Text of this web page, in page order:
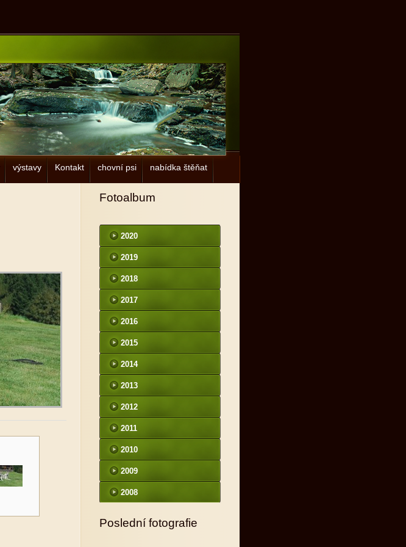
výstavy Kontakt chovní psi nabídka štěňat
Fotoalbum
2020
2019
2018
2017
2016
2015
2014
2013
2012
2011
2010
2009
2008
Poslední fotografie